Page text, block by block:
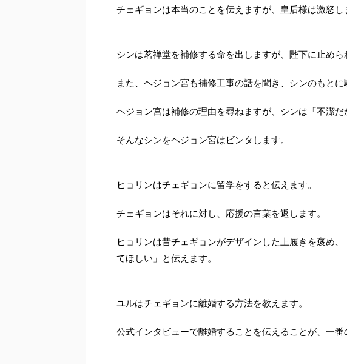
チェギョンは本当のことを伝えますが、皇后様は激怒し
シンは茗禅堂を補修する命を出しますが、陛下に止めら
また、ヘジョン宮も補修工事の話を聞き、シンのもとに
ヘジョン宮は補修の理由を尋ねますが、シンは「不潔だ
そんなシンをヘジョン宮はビンタします。
ヒョリンはチェギョンに留学をすると伝えます。
チェギョンはそれに対し、応援の言葉を返します。
ヒョリンは昔チェギョンがデザインした上履きを褒め
てほしい」と伝えます。
ユルはチェギョンに離婚する方法を教えます。
公式インタビューで離婚することを伝えることが、一番